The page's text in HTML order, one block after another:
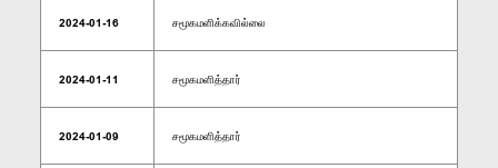
2024-01-16 சமூகமளிக்கவில்லை
2024-01-11 சமூகமளித்தார்
2024-01-09 சமூகமளித்தார்